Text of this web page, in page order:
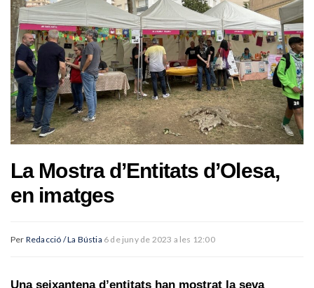
La Mostra d’Entitats d’Olesa,
en imatges
Per Redacció / La Bústia 6 de juny de 2023 a les 12:00
Una seixantena d’entitats han mostrat la seva